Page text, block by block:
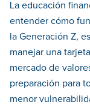
La educación
entender cómo
la Generación Z,
manejar una
mercado de
preparación para
menor